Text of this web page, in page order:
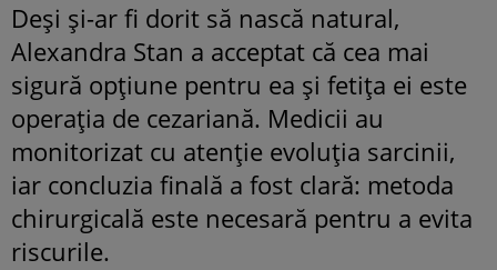
Deși și-ar fi dorit să nască natural,
Alexandra Stan a acceptat că cea mai
sigură opțiune pentru ea și fetița ei este
operația de cezariană. Medicii au
monitorizat cu atenție evoluția sarcinii,
iar concluzia finală a fost clară: metoda
chirurgicală este necesară pentru a evita
riscurile.